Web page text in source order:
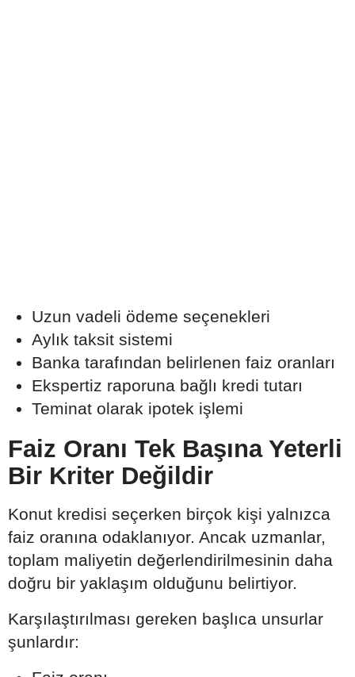
Uzun vadeli ödeme seçenekleri
Aylık taksit sistemi
Banka tarafından belirlenen faiz oranları
Ekspertiz raporuna bağlı kredi tutarı
Teminat olarak ipotek işlemi
Faiz Oranı Tek Başına Yeterli
Bir Kriter Değildir
Konut kredisi seçerken birçok kişi yalnızca
faiz oranına odaklanıyor. Ancak uzmanlar,
toplam maliyetin değerlendirilmesinin daha
doğru bir yaklaşım olduğunu belirtiyor.
Karşılaştırılması gereken başlıca unsurlar
şunlardır: